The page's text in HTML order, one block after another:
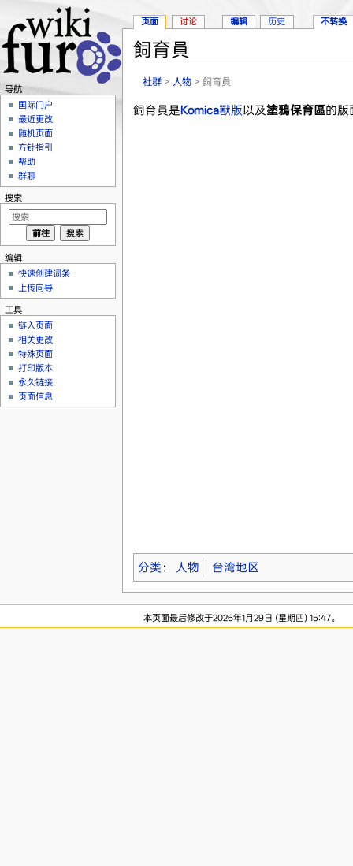
飼育員
社群 > 人物 > 飼育員
飼育員是Komica獸版以及塗鴉保育區的版
分类 ： 人物 台湾地区
页面 讨论 编辑 历史 不转换
导航
国际门户
最近更改
随机页面
方针指引
帮助
群聊
搜索
编辑
快速创建词条
上传向导
工具
链入页面
相关更改
特殊页面
打印版本
永久链接
页面信息
本页面最后修改于2026年1月29日 (星期四) 15:47。